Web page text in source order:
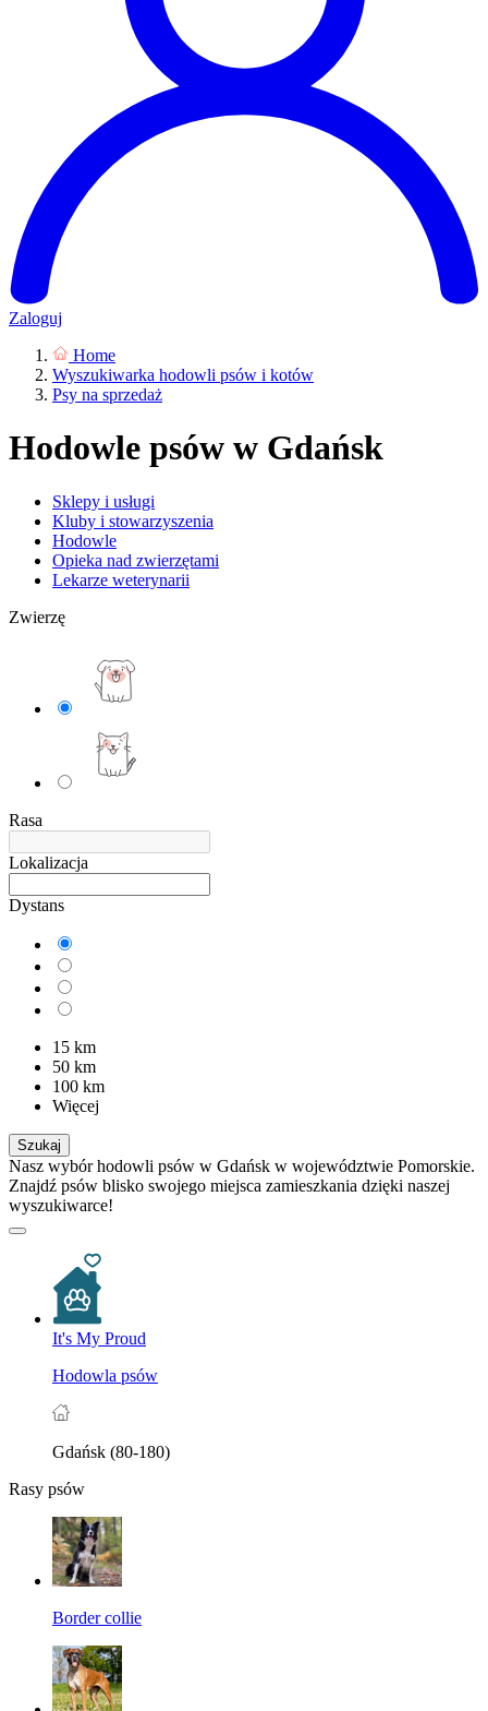
Zaloguj
Home
Wyszukiwarka hodowli psów i kotów
Psy na sprzedaż
Hodowle psów w Gdańsk
Sklepy i usługi
Kluby i stowarzyszenia
Hodowle
Opieka nad zwierzętami
Lekarze weterynarii
Zwierzę
Rasa
Lokalizacja
Dystans
15 km
50 km
100 km
Więcej
Szukaj
Nasz wybór hodowli psów w Gdańsk w województwie Pomorskie.
Znajdź psów blisko swojego miejsca zamieszkania dzięki naszej
wyszukiwarce!
It's My Proud
Hodowla psów
Gdańsk (80-180)
Rasy psów
Border collie